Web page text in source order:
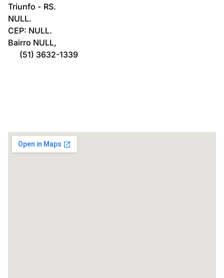
Triunfo - RS.
NULL.
CEP: NULL.
Bairro NULL,
(51) 3632-1339